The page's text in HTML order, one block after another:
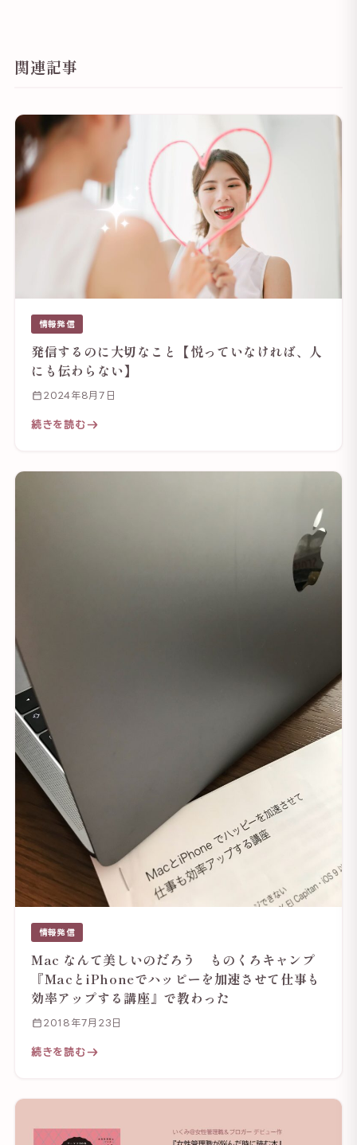
関連記事
情報発信
発信するのに大切なこと【悦っていなければ、人
にも伝わらない】
2024年8月7日
続きを読む
情報発信
Mac なんて美しいのだろう ものくろキャンプ
『MacとiPhoneでハッピーを加速させて仕事も
効率アップする講座』で教わった
2018年7月23日
続きを読む